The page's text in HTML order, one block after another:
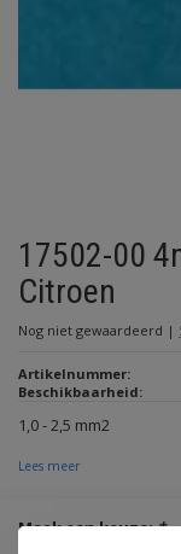
17502-00
Citroen
Nog niet gewaardeerd |
Artikelnummer:
Beschikbaarheid:
1,0 - 2,5 mm2
Lees meer
Maak een keuze:*